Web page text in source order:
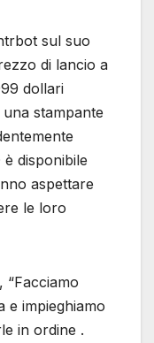
sul suo
di lancio a
dollari
stampante
disponibile
aspettare
le loro
“Facciamo
e impieghiamo
in ordine .